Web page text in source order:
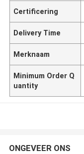
Certificering
Delivery Time
Merknaam
Minimum Order Q
uantity
ONGEVEER ONS